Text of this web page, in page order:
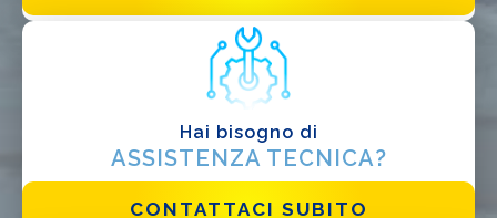
Hai bisogno di
ASSISTENZA TECNICA?
CONTATTACI SUBITO
Ho letto e accetto la Privacy Policy*